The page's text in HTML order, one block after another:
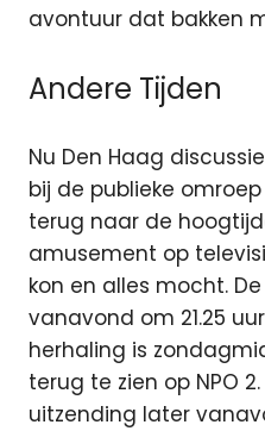
avontuur dat bakken
Andere Tijden
Nu Den Haag
bij de publieke
terug naar de
amusement op
kon en alles mocht.
vanavond om 21.25
herhaling is
terug te zien op NPO
uitzending later